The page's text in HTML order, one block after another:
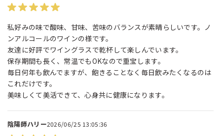
私好みの味で酸味、甘味、苦味のバランスが素晴らしいです。ノ
ンアルコールのワインの様です。
友達に好評でワイングラスで乾杯して楽しんでいます。
保存期間も長く、常温でもOKなので重宝します。
毎日何年も飲んでますが、飽きることなく毎日飲みたくなるのは
これだけです。
美味しくて美活できて、心身共に健康になります。
陰陽師ハリー2026/06/25 13:05:36